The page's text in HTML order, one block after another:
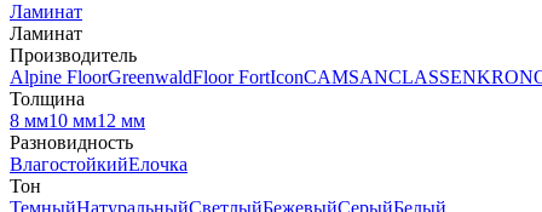
Ламинат
Ламинат
Производитель
Alpine FloorGreenwaldFloor FortIconCAMSANCLASSEN
Толщина
8 мм10 мм12 мм
Разновидность
ВлагостойкийЕлочка
Тон
ТемныйНатуральныйСветлыйБежевыйСерыйБелый